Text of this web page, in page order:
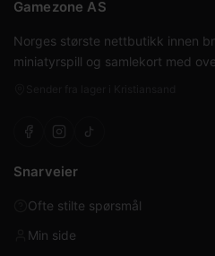
Gamezone AS
Norges største nettbutikk innen
miniatyrspill og samlekort med
Snarveier
Ofte stilte spørsmål
Min side